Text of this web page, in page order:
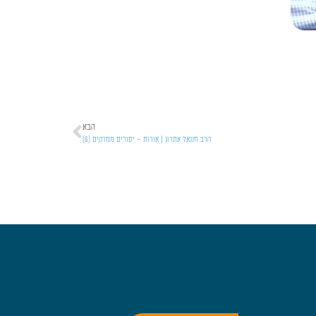
הבא
הרב חננאל אתרוג | אורות – יסורים ממרקים [6]